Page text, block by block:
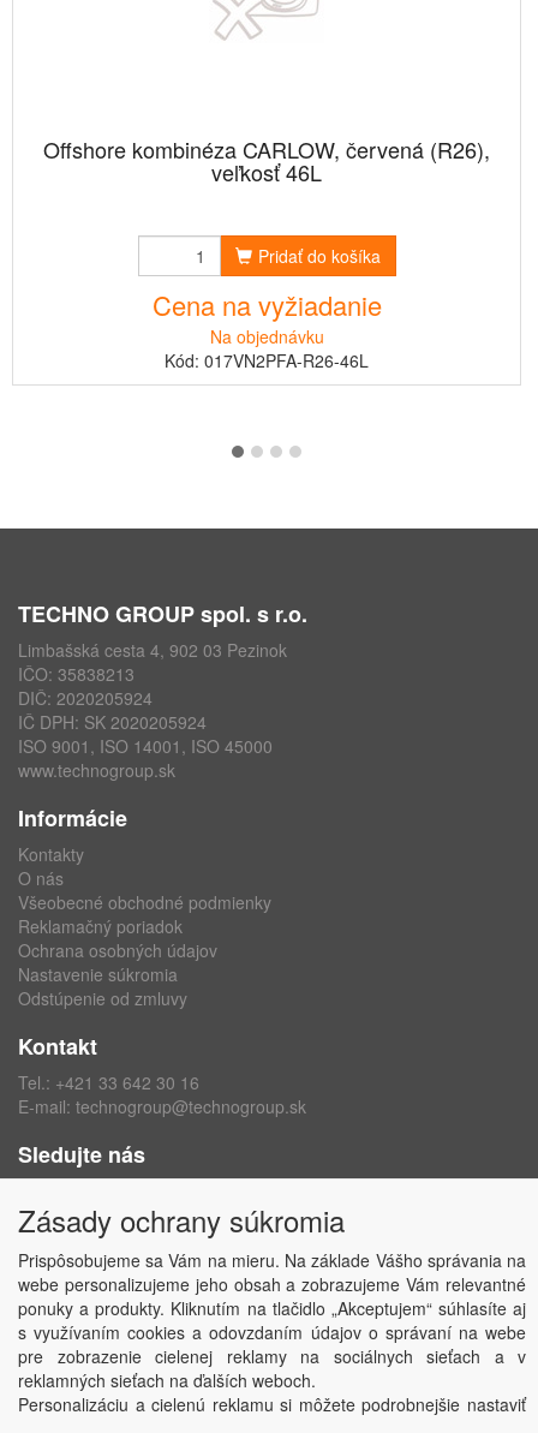
Offshore kombinéza CARLOW, červená (R26),
veľkosť 46L
Pridať do košíka
Cena na vyžiadanie
Na objednávku
Kód: 017VN2PFA-R26-46L
TECHNO GROUP spol. s r.o.
Limbašská cesta 4, 902 03 Pezinok
IČO: 35838213
DIČ: 2020205924
IČ DPH: SK 2020205924
ISO 9001, ISO 14001, ISO 45000
www.technogroup.sk
Informácie
Kontakty
O nás
Všeobecné obchodné podmienky
Reklamačný poriadok
Ochrana osobných údajov
Nastavenie súkromia
Odstúpenie od zmluvy
Kontakt
Tel.: +421 33 642 30 16
E-mail: technogroup@technogroup.sk
Sledujte nás
Instagram
Copyright © TECHNO GROUP spol. s r.o.2026
Powered by ABRA
Zásady ochrany súkromia
Prispôsobujeme sa Vám na mieru. Na základe Vášho správania na
webe personalizujeme jeho obsah a zobrazujeme Vám relevantné
ponuky a produkty. Kliknutím na tlačidlo „Akceptujem“ súhlasíte aj
s využívaním cookies a odovzdaním údajov o správaní na webe
pre zobrazenie cielenej reklamy na sociálnych sieťach a v
reklamných sieťach na ďalších weboch.
Personalizáciu a cielenú reklamu si môžete podrobnejšie nastaviť